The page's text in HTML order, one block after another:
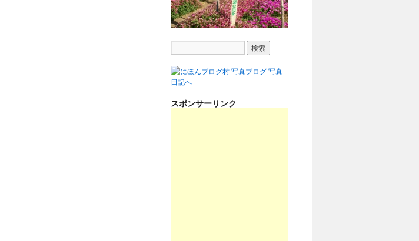
スポンサーリンク